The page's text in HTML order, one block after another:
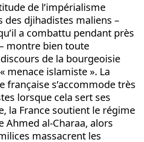
de l’impérialisme
des djihadistes maliens –
a combattu pendant près
montre bien toute
de la bourgeoisie
menace islamiste ». La
française s’accommode très
lorsque cela sert ses
la France soutient le régime
Ahmed al-Charaa, alors
massacrent les